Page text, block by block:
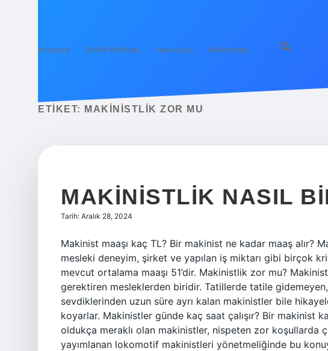
Anasayfa Gizlilik Politikası Yasal Uyarı Hakkımızda
ETIKET: MAKINISTLIK ZOR MU
MAKINISTLIK NASIL
Tarih: Aralık 28, 2024
Makinist maaşı kaç TL? Bir makinist ne kadar maaş alır?
mesleki deneyim, şirket ve yapılan iş miktarı gibi birçok
mevcut ortalama maaşı 51’dir. Makinistlik zor mu?
gerektiren mesleklerden biridir. Tatillerde tatile
sevdiklerinden uzun süre ayrı kalan makinistler bile
koyarlar. Makinistler günde kaç saat çalışır? Bir makinist
oldukça meraklı olan makinistler, nispeten zor koşullarda
yayımlanan lokomotif makinistleri yönetmeliğinde bu